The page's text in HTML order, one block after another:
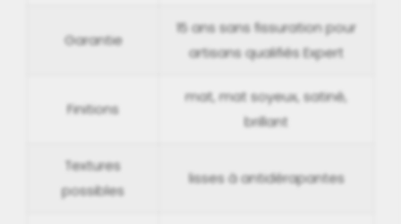
Garantie
15 ans sans fissuration pour
artisans qualifiés Expert
Finitions
mat, mat soyeux, satiné,
brillant
Textures
possibles
lisses à antidérapantes